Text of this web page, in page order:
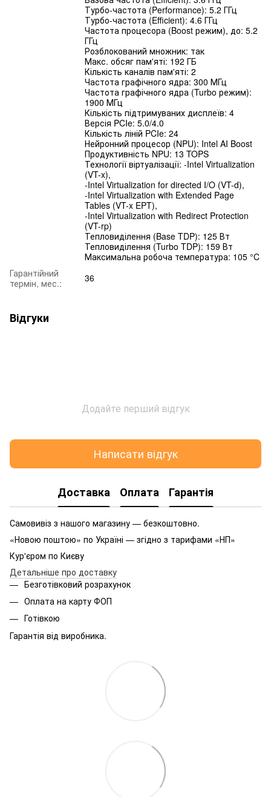
Турбо-частота (Performance): 5.2 ГГц
Турбо-частота (Efficient): 4.6 ГГц
Частота процесора (Boost режим), до: 5.2
ГГц
Розблокований множник: так
Макс. обсяг пам'яті: 192 ГБ
Кількість каналів пам'яті: 2
Частота графічного ядра: 300 МГц
Частота графічного ядра (Turbo режим):
1900 МГц
Кількість підтримуваних дисплеїв: 4
Версія PCIe: 5.0/4.0
Кількість ліній PCIe: 24
Нейронний процесор (NPU): Intel AI Boost
Продуктивність NPU: 13 TOPS
Технології віртуалізації: -Intel Virtualization
(VT-x),
-Intel Virtualization for directed I/O (VT-d),
-Intel Virtualization with Extended Page
Tables (VT-x EPT),
-Intel Virtualization with Redirect Protection
(VT-rp)
Тепловиділення (Base TDP): 125 Вт
Тепловиділення (Turbo TDP): 159 Вт
Максимальна робоча температура: 105 °C
Гарантійний
термін, мес.:
36
Відгуки
Додайте перший відгук
Написати відгук
Доставка Оплата Гарантія
Самовивіз з нашого магазину — безкоштовно.
«Новою поштою» по Україні — згідно з тарифами «НП»
Кур'єром по Києву
Детальніше про доставку
Безготівковий розрахунок
Оплата на карту ФОП
Готівкою
Гарантія від виробника.